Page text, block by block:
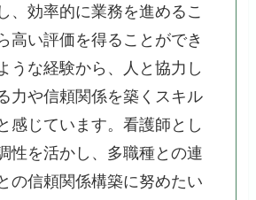
、効率的に業務を進めるこ
高い評価を得ることができ
うな経験から、人と協力し
力や信頼関係を築くスキル
感じています。看護師とし
性を活かし、多職種との連
の信頼関係構築に努めたい